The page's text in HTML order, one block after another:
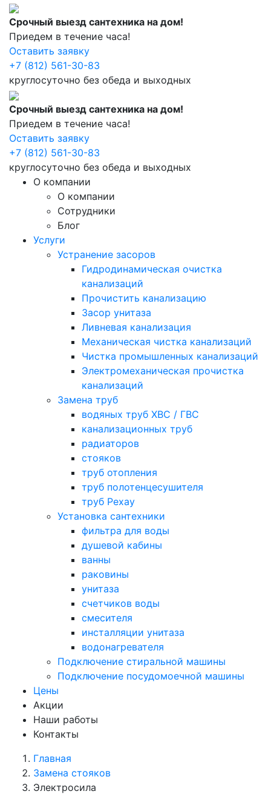
Срочный выезд сантехника на дом!
Приедем в течение часа!
Оставить заявку
+7 (812) 561-30-83
круглосуточно без обеда и выходных
Срочный выезд сантехника на дом!
Приедем в течение часа!
Оставить заявку
+7 (812) 561-30-83
круглосуточно без обеда и выходных
О компании
О компании
Сотрудники
Блог
Услуги
Устранение засоров
Гидродинамическая очистка
канализаций
Прочистить канализацию
Засор унитаза
Ливневая канализация
Механическая чистка канализаций
Чистка промышленных канализаций
Электромеханическая прочистка
канализаций
Замена труб
водяных труб ХВС / ГВС
канализационных труб
радиаторов
стояков
труб отопления
труб полотенцесушителя
труб Рехау
Установка сантехники
фильтра для воды
душевой кабины
ванны
раковины
унитаза
счетчиков воды
смесителя
инсталляции унитаза
водонагревателя
Подключение стиральной машины
Подключение посудомоечной машины
Цены
Акции
Наши работы
Контакты
Главная
Замена стояков
Электросила